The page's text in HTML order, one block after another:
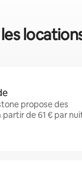
propose des
de 61 € par